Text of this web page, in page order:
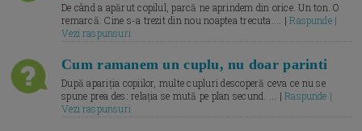
De când a apărut copilul, parcă ne aprindem din orice. Un ton. O
remarcă. Cine s-a trezit din nou noaptea trecuta.... |Raspunde |
Vezi raspunsuri
Cum ramanem un cuplu, nu doar parinti
După apariția copiilor, multe cupluri descoperă ceva ce nu se
spune prea des: relația se mută pe plan secund. ... |Raspunde |
Vezi raspunsuri